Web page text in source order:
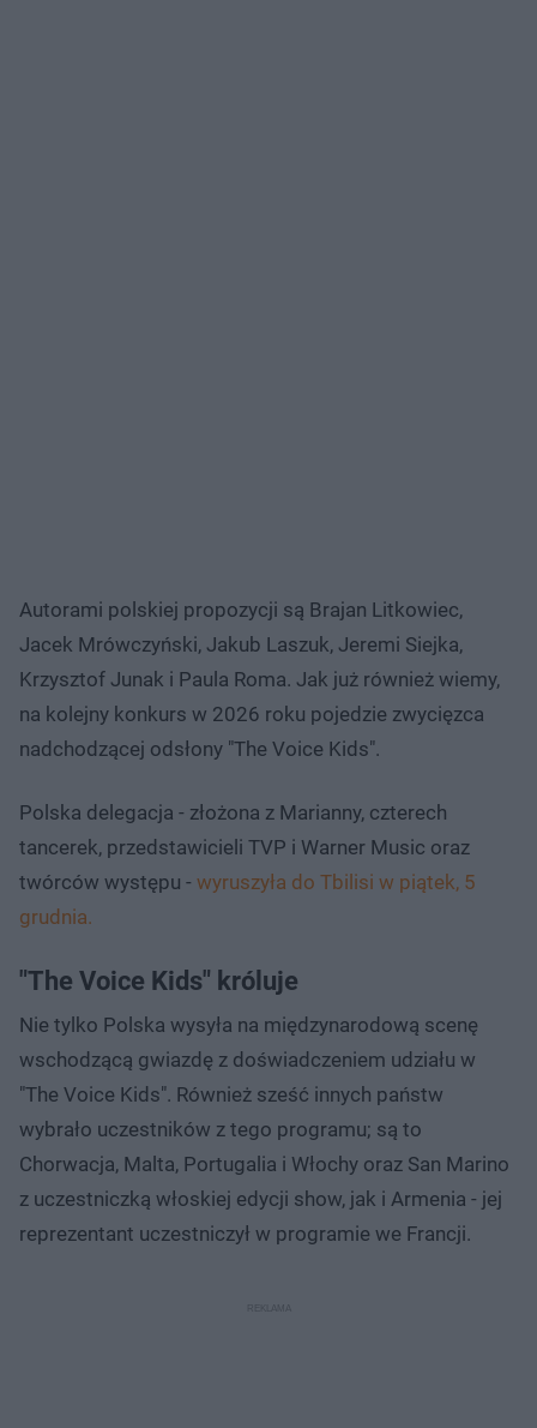
Autorami polskiej propozycji są Brajan Litkowiec,
Jacek Mrówczyński, Jakub Laszuk, Jeremi Siejka,
Krzysztof Junak i Paula Roma. Jak już również wiemy,
na kolejny konkurs w 2026 roku pojedzie zwycięzca
nadchodzącej odsłony "The Voice Kids".
Polska delegacja - złożona z Marianny, czterech
tancerek, przedstawicieli TVP i Warner Music oraz
twórców występu - wyruszyła do Tbilisi w piątek, 5
grudnia.
"The Voice Kids" króluje
Nie tylko Polska wysyła na międzynarodową scenę
wschodzącą gwiazdę z doświadczeniem udziału w
"The Voice Kids". Również sześć innych państw
wybrało uczestników z tego programu; są to
Chorwacja, Malta, Portugalia i Włochy oraz San Marino
z uczestniczką włoskiej edycji show, jak i Armenia - jej
reprezentant uczestniczył w programie we Francji.